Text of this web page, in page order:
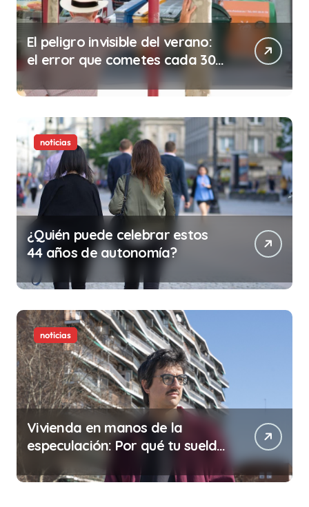
El peligro invisible del verano:
el error que cometes cada 30
minutos en tu trabajo (y la
ilegalidad que te puede costar
la vida)
noticias
¿Quién puede celebrar estos
44 años de autonomía?
noticias
Vivienda en manos de la
especulación: Por qué tu sueldo